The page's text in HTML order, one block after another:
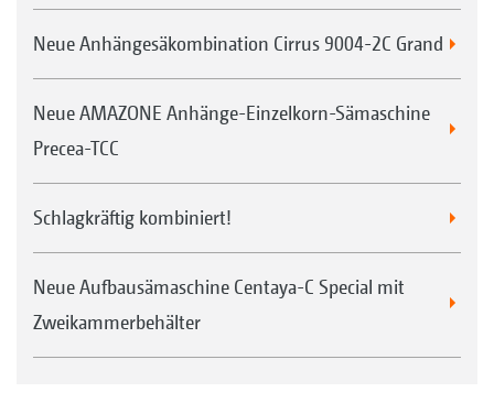
Neue Anhängesäkombination Cirrus 9004-2C Grand
Neue AMAZONE Anhänge-Einzelkorn-Sämaschine
Precea-TCC
Schlagkräftig kombiniert!
Neue Aufbausämaschine Centaya-C Special mit
Zweikammerbehälter